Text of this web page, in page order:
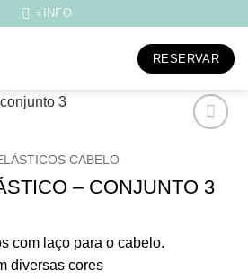
+INFO
RESERVAR
meus
desejos
CABELO
– CONJUNTO 3
com laço para o cabelo.
diversas cores